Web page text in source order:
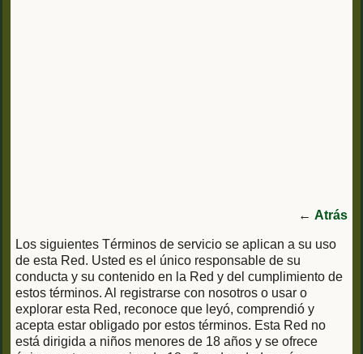
← Atrás
Los siguientes Términos de servicio se aplican a su uso
de esta Red. Usted es el único responsable de su
conducta y su contenido en la Red y del cumplimiento de
estos términos. Al registrarse con nosotros o usar o
explorar esta Red, reconoce que leyó, comprendió y
acepta estar obligado por estos términos. Esta Red no
está dirigida a niños menores de 18 años y se ofrece